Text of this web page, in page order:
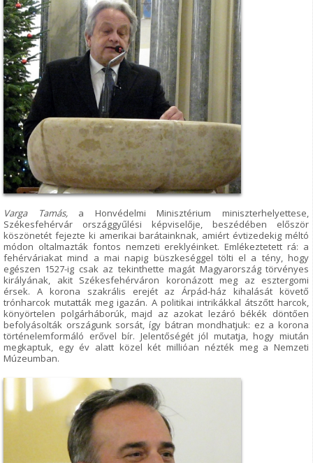
Varga Tamás,a Honvédelmi Minisztérium miniszterhelyettese,
Székesfehérvár országgyűlési képviselője, beszédében először
köszönetét fejezte ki amerikai barátainknak, amiért évtizedekig méltó
módon oltalmazták fontos nemzeti ereklyéinket. Emlékeztetett rá: a
fehérváriakat mind a mai napig büszkeséggel tölti el a tény, hogy
egészen 1527-ig csak az tekinthette magát Magyarország törvényes
királyának, akit Székesfehérváron koronázott meg az esztergomi
érsek. A korona szakrális erejét az Árpád-ház kihalását követő
trónharcok mutatták meg igazán. A politikai intrikákkal átszőtt harcok,
könyörtelen polgárháborúk, majd az azokat lezáró békék döntően
befolyásolták országunk sorsát, így bátran mondhatjuk: ez a korona
történelemformáló erővel bír. Jelentőségét jól mutatja, hogy miután
megkaptuk, egy év alatt közel két millióan nézték meg a Nemzeti
Múzeumban.